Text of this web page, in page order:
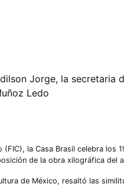
Jorge, la secretaria
Ledo
la Casa Brasil celebra
de la obra xilográfica del
de México, resaltó las